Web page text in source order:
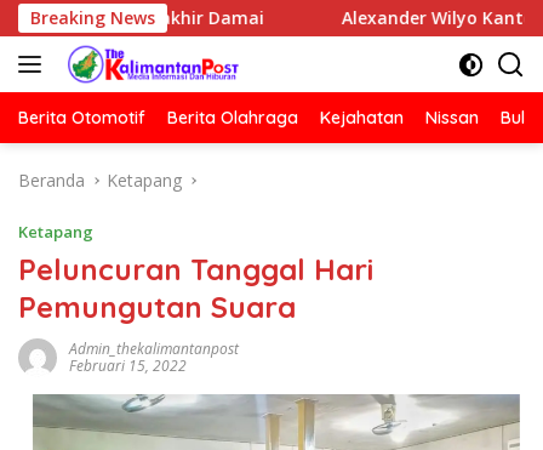
Langsung
ke
konten
Breaking News
Berakhir Damai Alexander Wilyo Kantongi SK Ketua
Berita Otomotif Berita Olahraga Kejahatan Nissan
Beranda Ketapang
Ketapang
Peluncuran Tanggal Hari
Pemungutan Suara
Admin_thekalimantanpost
Februari 15, 2022